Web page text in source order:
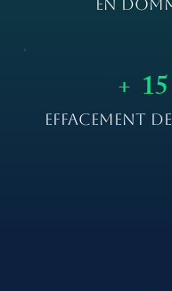
EN
+
EFFACEMENT